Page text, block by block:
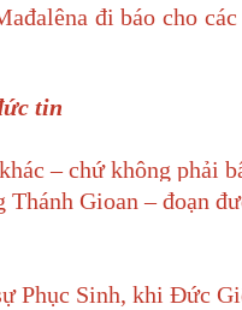
đi báo cho
tin
– chứ không phải
Gioan – đoạn
Phục Sinh, khi Đức